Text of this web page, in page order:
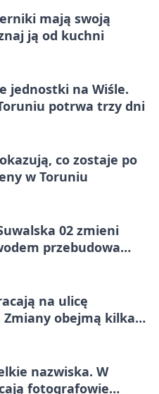
mają swoją
ją od kuchni
jednostki na Wiśle.
potrwa trzy dni
co zostaje po
w Toruniu
02 zmieni
przebudowa
na ulicę
Zmiany obejmą kilka
nazwiska. W
fotografowie